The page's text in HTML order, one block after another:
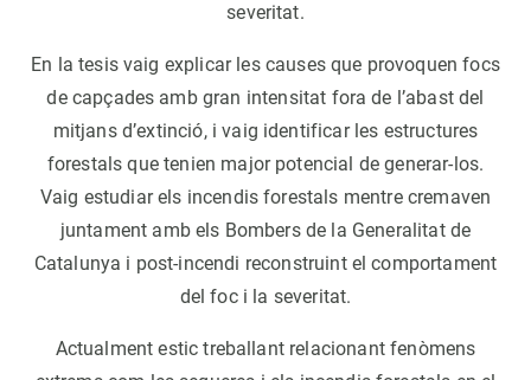
severitat.
En la tesis vaig explicar les causes que provoquen focs
de capçades amb gran intensitat fora de l’abast del
mitjans d’extinció, i vaig identificar les estructures
forestals que tenien major potencial de generar-los.
Vaig estudiar els incendis forestals mentre cremaven
juntament amb els Bombers de la Generalitat de
Catalunya i post-incendi reconstruint el comportament
del foc i la severitat.
Actualment estic treballant relacionant fenòmens